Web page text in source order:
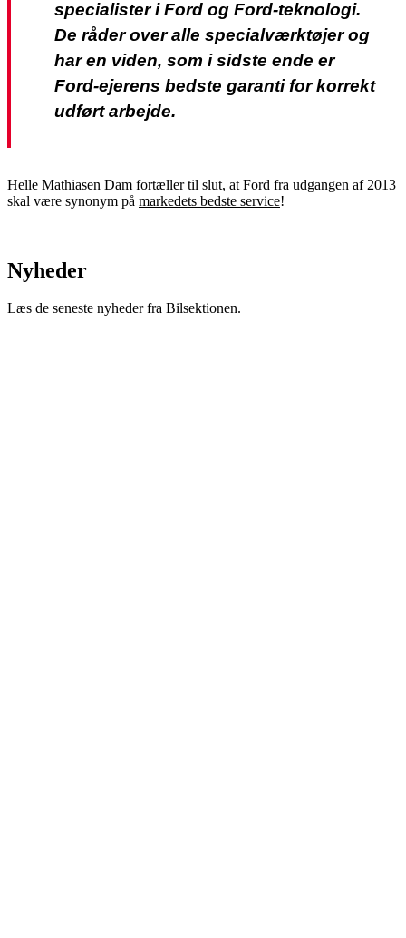
specialister i Ford og Ford-teknologi.
De råder over alle specialværktøjer og
har en viden, som i sidste ende er
Ford-ejerens bedste garanti for korrekt
udført arbejde.
Helle Mathiasen Dam fortæller til slut, at Ford fra udgangen af 2013
skal være synonym på markedets bedste service!
Nyheder
Læs de seneste nyheder fra Bilsektionen.